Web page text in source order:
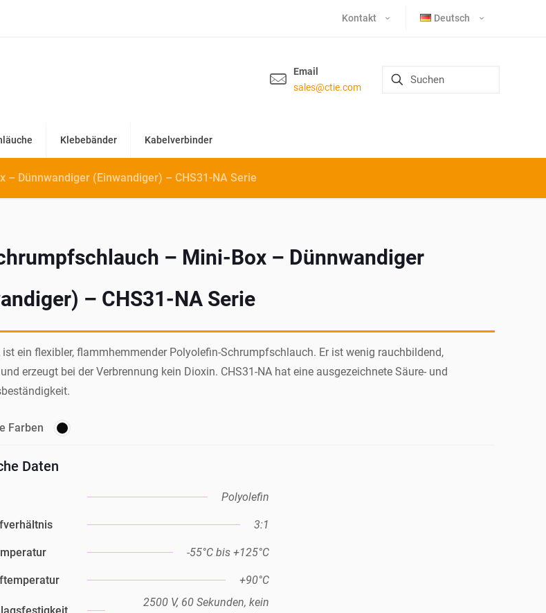
Kontakt Deutsch
Email
sales@ctie.com
Klebebänder Kabelverbinder
– Dünnwandiger (Einwandiger) – CHS31-NA Serie
– Mini-Box – Dünnwandiger
– CHS31-NA Serie
ist ein flexibler, flammhemmender Polyolefin-Schrumpfschlauch. Er ist wenig rauchbildend,
erzeugt bei der Verbrennung kein Dioxin. CHS31-NA hat eine ausgezeichnete Säure- und
Farben
Daten
Polyolefin
3:1
-55°C bis +125°C
+90°C
2500 V, 60 Sekunden, kein